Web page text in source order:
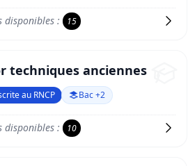
disponibles : 15
techniques anciennes
au RNCP Bac +2
disponibles : 10